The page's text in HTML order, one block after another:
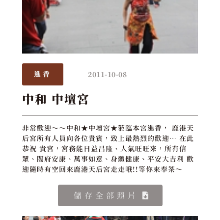
進香 2011-10-08
中和 中壇宮
非常歡迎～～中和★中壇宮★蒞臨本宮進香， 鹿港天
后宮所有人員向各位貴賓，致上最熱烈的歡迎… 在此
恭祝 貴宮，宮務能日益昌隆、人氣旺旺來，所有信
眾、閤府安康、萬事如意、身體健康、平安大吉利 歡
迎隨時有空回來鹿港天后宮走走哦!!等你來奉茶～
儲存全部照片